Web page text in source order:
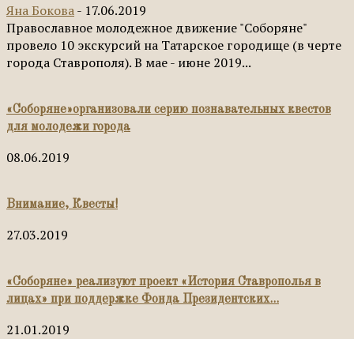
Яна Бокова- 17.06.2019
Православное молодежное движение "Соборяне"
провело 10 экскурсий на Татарское городище (в черте
города Ставрополя). В мае - июне 2019...
«Соборяне»организовали серию познавательных квестов
для молодежи города
08.06.2019
Внимание, Квесты!
27.03.2019
«Соборяне» реализуют проект «История Ставрополья в
лицах» при поддержке Фонда Президентских...
21.01.2019